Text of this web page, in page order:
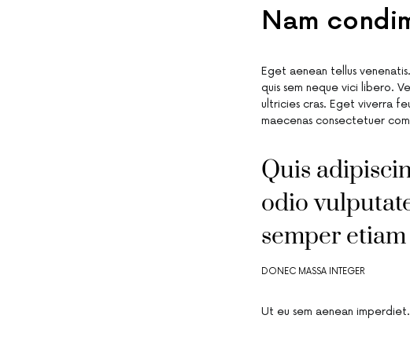
Nam
Eget aenean tellus
quis sem neque vici libero.
ultricies cras. Eget viverra
maecenas consectetuer
Quis
odio
semper
DONEC MASSA INTEGER
Ut eu sem aenean